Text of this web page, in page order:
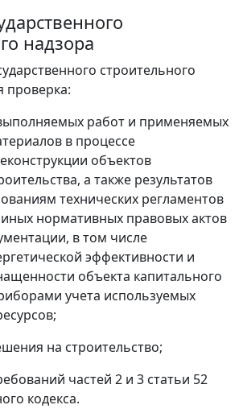
надзора
строительного
проверка:
работ и применяемых
в процессе
объектов
а также результатов
технических регламентов
нормативных правовых актов
в том числе
эффективности и
объекта капитального
учета используемых
на строительство;
частей 2 и 3 статьи 52
кодекса.